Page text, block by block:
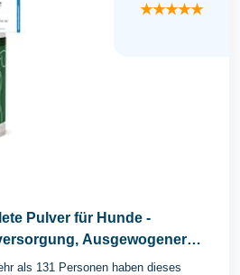
★★★★★
Pulver für Hunde -
Ausgewogener
als 131 Personen haben dieses